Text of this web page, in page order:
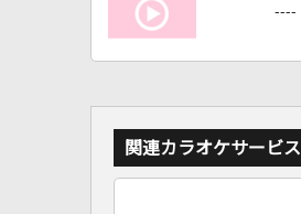
----
関連カラオケサービス